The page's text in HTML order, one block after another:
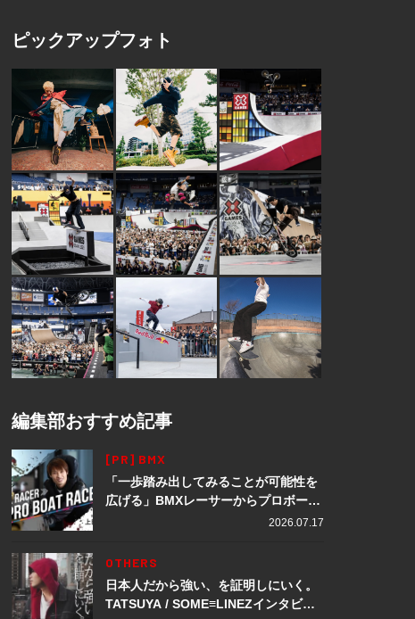
ピックアップフォト
編集部おすすめ記事
[PR] BMX
「一歩踏み出してみることが可能性を
広げる」BMXレーサーからプロボート
レーサーへ転身。上田龍星が体現する
2026.07.17
OTHERS
日本人だから強い、を証明しにいく。
TATSUYA / SOME≡LINEZインタビュ